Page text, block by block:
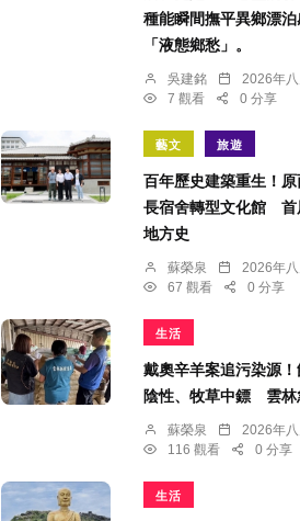
種能瞬間撫平異鄉漂泊
「液態鄉愁」。
吳建銘
2026年
7 觀看
0 分享
藝文 旅遊
百年歷史建築重生！
長宿舍轉型文化館 首
地方史
蘇榮泉
2026年
67 觀看
0 分享
生活
戴奧辛羊案追污染源
陰性、牧草中鏢 雲林
蘇榮泉
2026年
116 觀看
0 分享
生活